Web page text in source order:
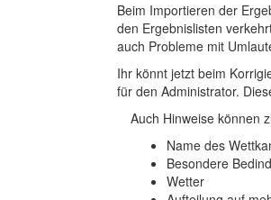
Beim Importieren der
den Ergebnislisten
auch Probleme mit
Ihr könnt jetzt beim
für den Administrator.
Auch Hinweise können
Name des
Besondere
Wetter